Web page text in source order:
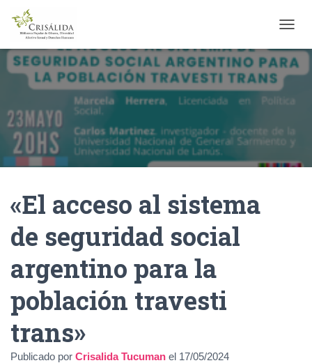
A
M
B
M
O
O
«El acceso al sistema
de seguridad social
argentino para la
población travesti
trans»
Publicado por Crisalida Tucuman el 17/05/2024